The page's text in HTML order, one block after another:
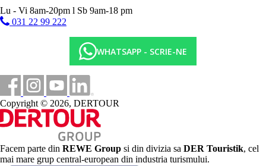
Distanţe
Centrul orasului
0 m
Baruri/pub-uri
500 m
Distanta pana la plaja
Distanta de cel mai apropiat aeroport
Lu - Vi 8am-20pm l Sb 9am-18 pm
031 22 99 222
WHATSAPP - SCRIE-NE
Copyright © 2026, DERTOUR
Facem parte din REWE Group si din divizia sa DER Touristik, cel
mai mare grup central-european din industria turismului.